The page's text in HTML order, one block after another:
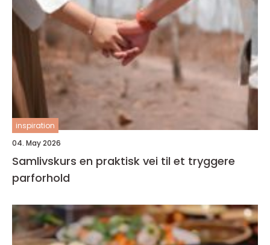
inspiration
04. May 2026
Samlivskurs en praktisk vei til et tryggere
parforhold